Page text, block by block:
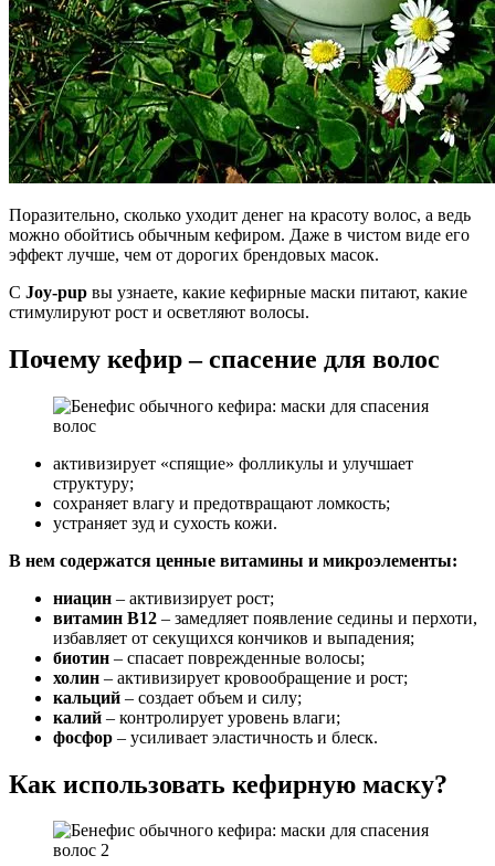
Поразительно, сколько уходит денег на красоту волос, а ведь
можно обойтись обычным кефиром. Даже в чистом виде его
эффект лучше, чем от дорогих брендовых масок.
С Joy-pup вы узнаете, какие кефирные маски питают, какие
стимулируют рост и осветляют волосы.
Почему кефир – спасение для волос
активизирует «спящие» фолликулы и улучшает
структуру;
сохраняет влагу и предотвращают ломкость;
устраняет зуд и сухость кожи.
В нем содержатся ценные витамины и микроэлементы:
ниацин – активизирует рост;
витамин В12 – замедляет появление седины и перхоти,
избавляет от секущихся кончиков и выпадения;
биотин – спасает поврежденные волосы;
холин – активизирует кровообращение и рост;
кальций – создает объем и силу;
калий – контролирует уровень влаги;
фосфор – усиливает эластичность и блеск.
Как использовать кефирную маску?